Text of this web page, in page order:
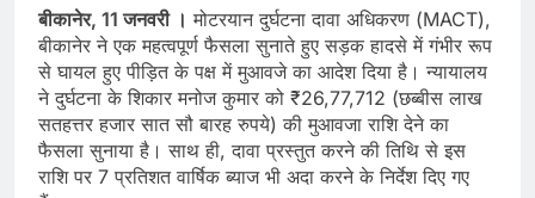
बीकानेर, 11 जनवरी । मोटरयान दुर्घटना दावा अधिकरण (MACT),
बीकानेर ने एक महत्वपूर्ण फैसला सुनाते हुए सड़क हादसे में गंभीर रूप
से घायल हुए पीड़ित के पक्ष में मुआवजे का आदेश दिया है। न्यायालय
ने दुर्घटना के शिकार मनोज कुमार को ₹26,77,712 (छब्बीस लाख
सतहत्तर हजार सात सौ बारह रुपये) की मुआवजा राशि देने का
फैसला सुनाया है। साथ ही, दावा प्रस्तुत करने की तिथि से इस
राशि पर 7 प्रतिशत वार्षिक ब्याज भी अदा करने के निर्देश दिए गए